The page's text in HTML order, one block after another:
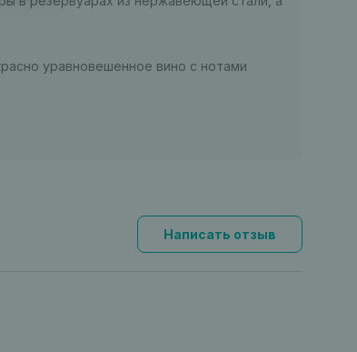
уравновешенное вино с нотами
Написать отзыв